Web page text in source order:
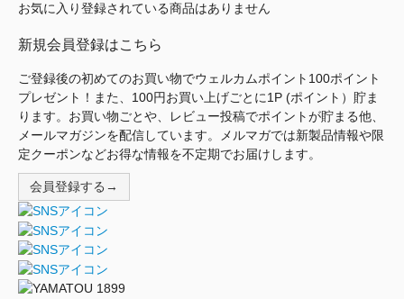
お気に入り登録されている商品はありません
新規会員登録はこちら
ご登録後の初めてのお買い物でウェルカムポイント100ポイント
プレゼント！また、100円お買い上げごとに1P (ポイント）貯ま
ります。お買い物ごとや、レビュー投稿でポイントが貯まる他、
メールマガジンを配信しています。メルマガでは新製品情報や限
定クーポンなどお得な情報を不定期でお届けします。
会員登録する→